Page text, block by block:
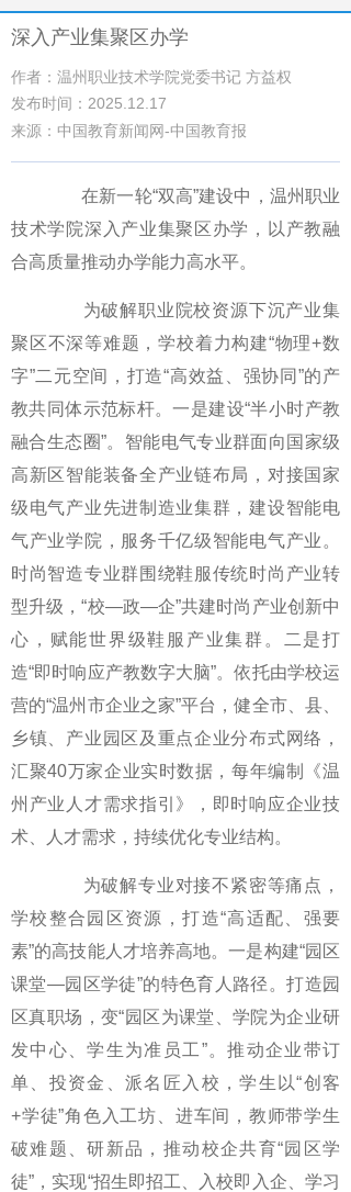
深入产业集聚区办学
作者：温州职业技术学院党委书记 方益权
发布时间：2025.12.17
来源：中国教育新闻网-中国教育报
在新一轮“双高”建设中，温州职业
技术学院深入产业集聚区办学，以产教融
合高质量推动办学能力高水平。
为破解职业院校资源下沉产业集
聚区不深等难题，学校着力构建“物理+数
字”二元空间，打造“高效益、强协同”的产
教共同体示范标杆。一是建设“半小时产教
融合生态圈”。智能电气专业群面向国家级
高新区智能装备全产业链布局，对接国家
级电气产业先进制造业集群，建设智能电
气产业学院，服务千亿级智能电气产业。
时尚智造专业群围绕鞋服传统时尚产业转
型升级，“校—政—企”共建时尚产业创新中
心，赋能世界级鞋服产业集群。二是打
造“即时响应产教数字大脑”。依托由学校运
营的“温州市企业之家”平台，健全市、县、
乡镇、产业园区及重点企业分布式网络，
汇聚40万家企业实时数据，每年编制《温
州产业人才需求指引》，即时响应企业技
术、人才需求，持续优化专业结构。
为破解专业对接不紧密等痛点，
学校整合园区资源，打造“高适配、强要
素”的高技能人才培养高地。一是构建“园区
课堂—园区学徒”的特色育人路径。打造园
区真职场，变“园区为课堂、学院为企业研
发中心、学生为准员工”。推动企业带订
单、投资金、派名匠入校，学生以“创客
+学徒”角色入工坊、进车间，教师带学生
破难题、研新品，推动校企共育“园区学
徒”，实现“招生即招工、入校即入企、学习